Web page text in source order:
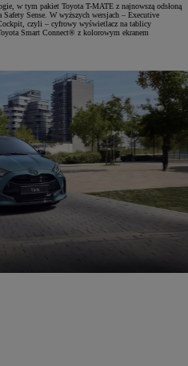
w tym pakiet Toyota T-MATE z najnowszą odsłoną
Sense. W wyższych wersjach – Executive
czyli – cyfrowy wyświetlacz na tablicy
Smart Connect® z kolorowym ekranem